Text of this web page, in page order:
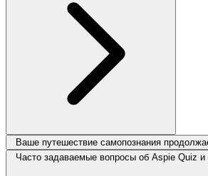
Ваше путешествие самопознания
Часто задаваемые вопросы об Aspie Quiz и